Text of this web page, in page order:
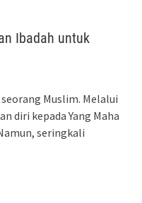
Ibadah untuk
Muslim. Melalui
diri kepada Yang Maha
seringkali